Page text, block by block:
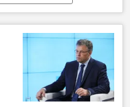
граница